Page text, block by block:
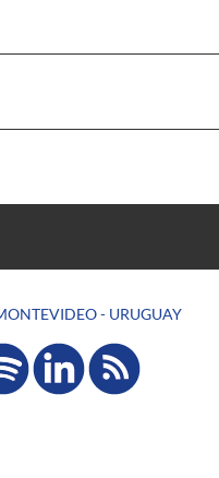
- URUGUAY